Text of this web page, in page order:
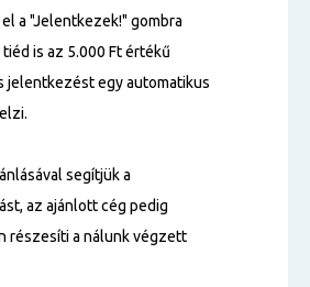
a "Jelentkezek!" gombra
is az 5.000 Ft értékű
jelentkezést egy automatikus
segítjük a
az ajánlott cég pedig
részesíti a nálunk végzett